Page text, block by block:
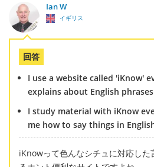
Ian W
イギリス
回答
I use a website called 'iKnow'
explains about English
I study material with iKnow
me how to say things in
iKnowって色んなシチュに対応した